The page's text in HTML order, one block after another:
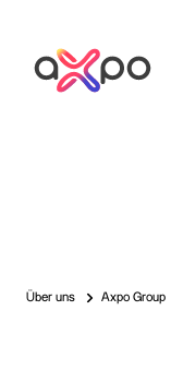
Über uns Axpo Group